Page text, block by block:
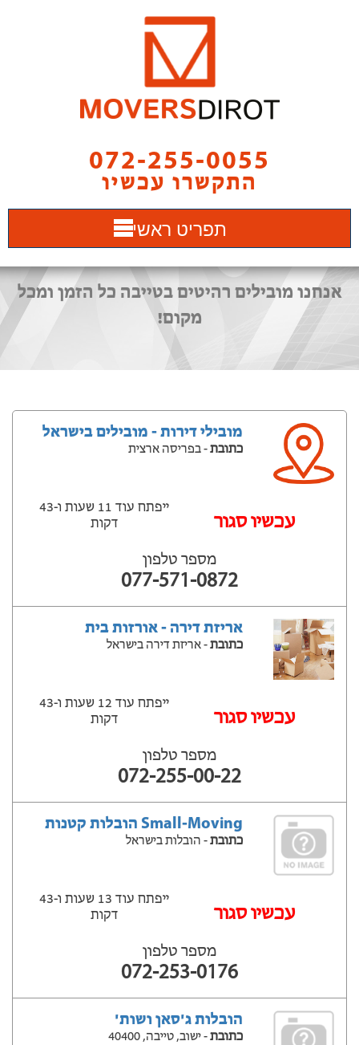
072-255-0055
התקשרו עכשיו
תפריט ראשי
אנחנו מובילים רהיטים בטייבה כל הזמן ומכל
מקום!
מובילי דירות - מובילים בישראל
כתובת- בפריסה ארצית
עכשיו סגור
ייפתח עוד 11 שעות ‫ו-43
דקות
מספר טלפון
077-571-0872
אריזת דירה - אורזות בית
כתובת- אריזת דירה בישראל
עכשיו סגור
ייפתח עוד 12 שעות ‫ו-43
דקות
מספר טלפון
072-255-00-22
Small-Moving הובלות קטנות
כתובת- הובלות בישראל
עכשיו סגור
ייפתח עוד 13 שעות ‫ו-43
דקות
מספר טלפון
072-253-0176
הובלות ג'סאן ושות'
כתובת- ישוב, טייבה, 40400